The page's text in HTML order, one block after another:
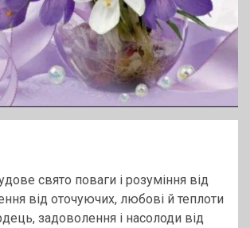
свято поваги і розуміння від
від оточуючих, любові й теплоти
задоволення і насолоди від